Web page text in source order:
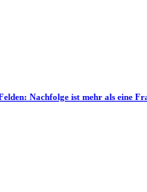
Nachfolge ist mehr als eine